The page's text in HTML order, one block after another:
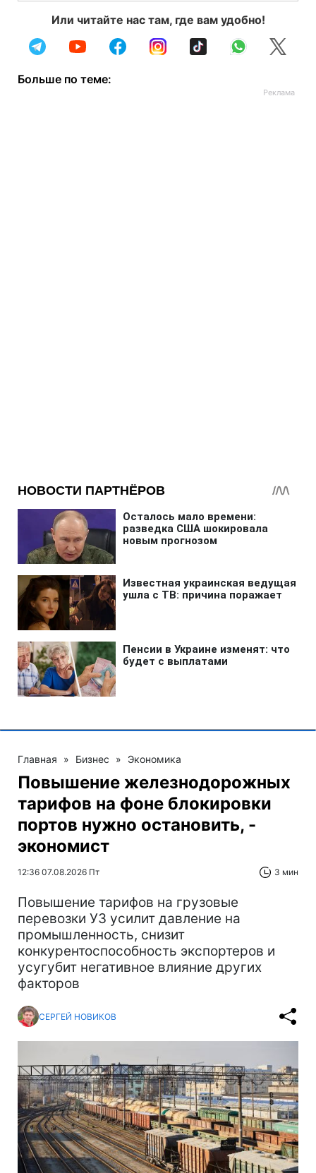
Или читайте нас там, где вам удобно!
Больше по теме:
Главная » Бизнес » Экономика
Повышение железнодорожных
тарифов на фоне блокировки
портов нужно остановить, -
экономист
12:36 07.08.2026 Пт 3 мин
Повышение тарифов на грузовые
перевозки УЗ усилит давление на
промышленность, снизит
конкурентоспособность экспортеров и
усугубит негативное влияние других
факторов
СЕРГЕЙ НОВИКОВ